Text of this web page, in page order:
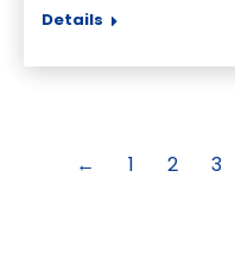
Details
← 1 2 3